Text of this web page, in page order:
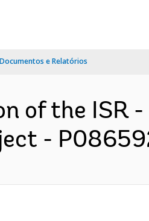
Documentos e Relatórios
of the ISR
-